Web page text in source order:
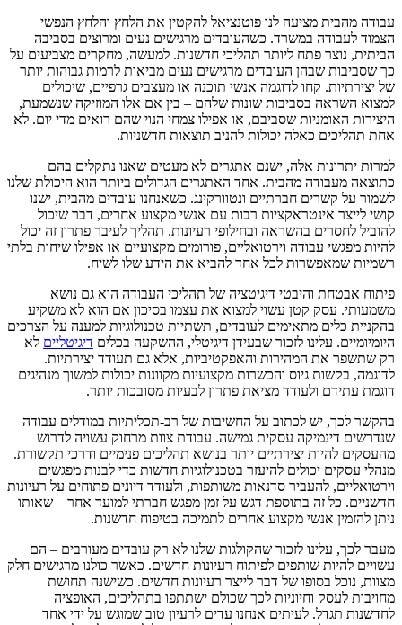
עבודה מהבית מציעה לנו פוטנציאל להקטין את הלחץ והלחץ הנפשי
הצמוד לעבודה במשרד. כשהעובדים מרגישים נעים ומרוצים בסביבה
הביתית, נוצר פתח ליותר תהליכי חדשנות. למעשה, מחקרים מצביעים על
כך שסביבות שבהן העובדים מרגישים נעים מביאות לרמות גבוהות יותר
של יצירתיות. קחו לדוגמה אנשי תוכנה או מעצבים גרפיים, שיכולים
למצוא השראה בסביבות שונות שלהם – בין אם אלו המוזיקה שנשמעת,
היצירות האומניות שסביבם, או אפילו צמחי הנוי שהם רואים מדי יום. לא
אחת תהליכים כאלה יכולות להניב תוצאות חדשניות.
למרות יתרונות אלה, ישנם אתגרים לא מעטים שאנו נתקלים בהם
כתוצאה מעבודה מהבית. אחד האתגרים הגדולים ביותר הוא היכולת שלנו
לשמור על קשרים חברתיים ונטוורקינג. כשאנחנו עובדים מהבית, ישנו
קושי לייצר אינטראקציות רבות עם אנשי מקצוע אחרים, דבר שיכול
להוביל לחסרים בהשראה ובחילופי רעיונות. תהליך לעיבר פתרון זה יכול
להיות מפגשי עבודה וירטואליים, פורומים מקצועיים או אפילו שיחות בלתי
רשמיות שמאפשרות לכל אחד להביא את הידע שלו לשיח.
פיתוח אבטחת והיבטי דיגיטציה של תהליכי העבודה הוא גם נושא
משמעותי. עסק קטן עשוי למצוא את עצמו בסיכון אם הוא לא משקיע
בהקניית כלים מתאימים לעובדים, תשתיות טכנולוגיות למענה על הצרכים
היומיומיים. עלינו לזכור שבעידן דיגיטלי, ההשקעה בכלים דיגיטליים לא
רק שתשפר את המהירות והאפקטיביות, אלא גם תעודד יצירתיות.
לדוגמה, בקשות גיוס והכשרות מקצועיות מקוונות יכולות למשוך מנהיגים
דוגמת עתידם ולעודד מציאת פתרון לבעיות מסובכות יותר.
בהקשר לכך, יש לכתוב על החשיבות של רב-תכליתיות במודלים עבודה
שנדרשים דינמיקה עסקית גמישה. עבודת צוות מרחוק עשויה לדרוש
מהעסקים להיות יצירתיים יותר בנושא תהליכים פנימיים ודרכי תקשורת.
מנהלי עסקים יכולים להיעזר בטכנולוגיות חדשות כדי לבנות מפגשים
וירטואליים, להעביר סדנאות משותפות, ולעודד דיונים פתוחים על רעיונות
חדשניים. כל זה בתוספת דגש על זמן מפגש חברתי למועד אחר – שאותו
ניתן להזמין אנשי מקצוע אחרים לתמיכה בטיפוח חדשנות.
מעבר לכך, עלינו לזכור שהקולגות שלנו לא רק עובדים מעורבים – הם
עשויים להיות שותפים לפיתוח רעיונות חדשים. כאשר כולנו מרגישים חלק
מצוות, נוכל בסופו של דבר לייצר רעיונות חדשים. כשישנה תחושת
מחויבות לעסק וחיוניות לכך שכולם ישתתפו בתהליכים, האופציה
לחדשנות תגדל. לעיתים אנחנו עדים לרעיון טוב שמוגש על ידי אחד